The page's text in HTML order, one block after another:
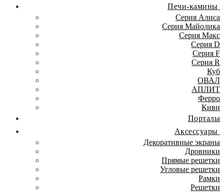
Печи-камины
Серия Алиса
Серия Майолика
Серия Макс
Серия D
Серия F
Серия R
Куб
ОВАЛ
АПЛИТ
Ферро
Киви
Порталы
Аксессуары
Декоративные экраны
Дровники
Прямые решетки
Угловые решетки
Рамки
Решетки